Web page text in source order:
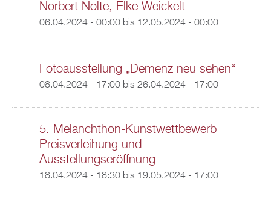
Norbert Nolte, Elke Weickelt
06.04.2024 - 00:00bis 12.05.2024 - 00:00
Fotoausstellung „Demenz neu sehen“
08.04.2024 - 17:00bis 26.04.2024 - 17:00
5. Melanchthon-Kunstwettbewerb
Preisverleihung und
Ausstellungseröffnung
18.04.2024 - 18:30bis 19.05.2024 - 17:00